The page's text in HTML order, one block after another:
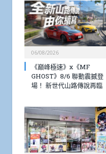
06/08/2026
《巔峰極速》x《MF
GHOST》8/6 聯動震撼登
場！ 新世代山路傳說再臨